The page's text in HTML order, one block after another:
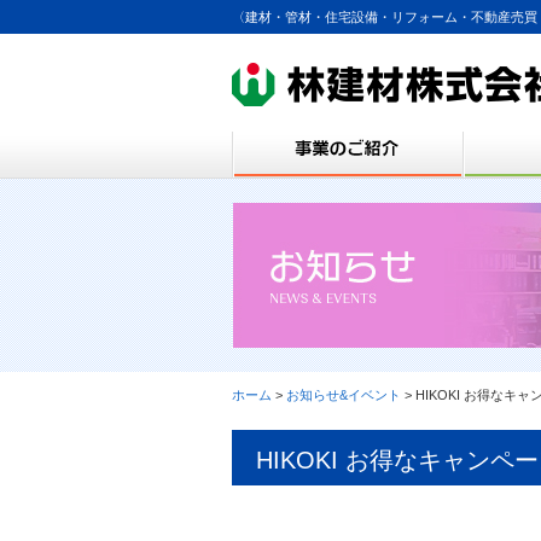
〈建材・管材・住宅設備・リフォーム・不動産売
ホーム > お知らせ&イベント > HIKOKI お得なキャ
HIKOKI お得なキャンペー